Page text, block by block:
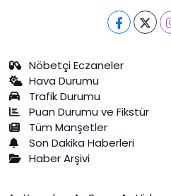
Nöbetçi Eczaneler
Hava Durumu
Trafik Durumu
Puan Durumu ve Fikstür
Tüm Manşetler
Son Dakika Haberleri
Haber Arşivi